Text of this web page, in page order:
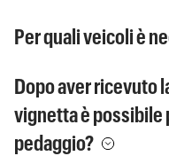
Per quali veicoli è
Dopo aver ricevuto
vignetta è possibile
pedaggio?